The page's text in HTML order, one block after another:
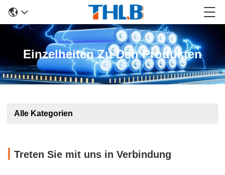
Einzelheiten Zu Den Produkten
Alle Kategorien
Treten Sie mit uns in Verbindung